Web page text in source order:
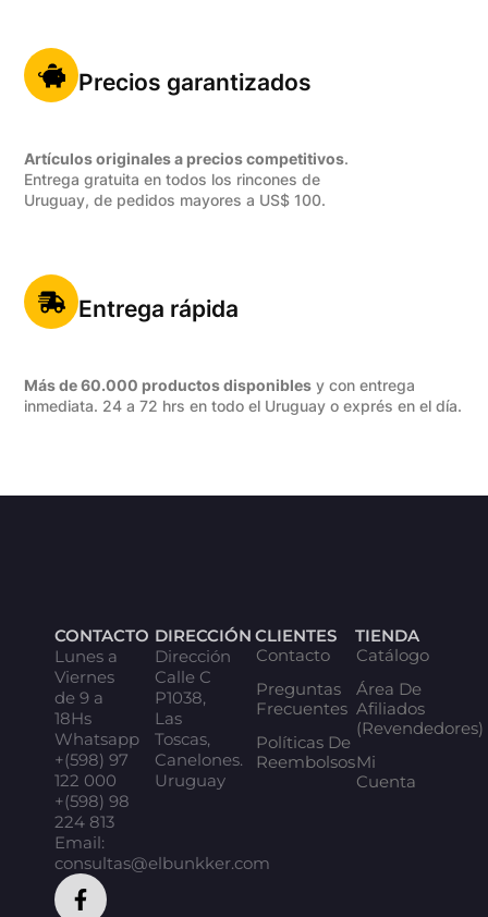
Precios garantizados
Artículos originales a precios competitivos.
Entrega gratuita en todos los rincones de
Uruguay, de pedidos mayores a US$ 100.
Entrega rápida
Más de 60.000 productos disponibles y con entrega
inmediata. 24 a 72 hrs en todo el Uruguay o exprés en el día.
CONTACTO
Lunes a
Viernes
de 9 a
18Hs
Whatsapp
+(598) 97
122 000
+(598) 98
224 813
Email:
consultas@elbunkker.com
DIRECCIÓN
Dirección
Calle C
P1038,
Las
Toscas,
Canelones.
Uruguay
CLIENTES
Contacto
Preguntas
Frecuentes
Políticas De
Reembolsos
TIENDA
Catálogo
Área De
Afiliados
(Revendedores)
Mi
Cuenta